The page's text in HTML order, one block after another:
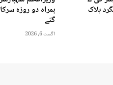
ہمراہ دو روزه
گئے
اگست 6, 2026